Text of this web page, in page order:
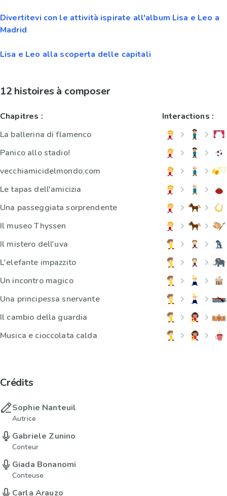
Divertitevi con le attività ispirate all'album Lisa e Leo a
Madrid
Lisa e Leo alla scoperta delle capitali
12 histoires à composer
Chapitres :
La ballerina di flamenco
Panico allo stadio!
vecchiamicidelmondo.com
Le tapas dell'amicizia
Una passeggiata sorprendente
Il museo Thyssen
Il mistero dell'uva
L'elefante impazzito
Un incontro magico
Una principessa snervante
Il cambio della guardia
Musica e cioccolata calda
Interactions :
Crédits
Sophie Nanteuil
Autrice
Gabriele Zunino
Conteur
Giada Bonanomi
Conteuse
Carla Arauzo